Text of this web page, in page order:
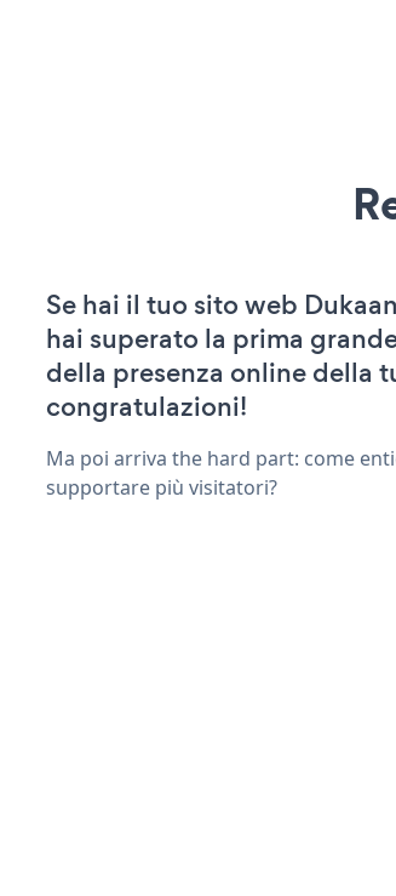
Se hai il tuo sito web
hai superato la prima
della presenza online della
congratulazioni!
Ma poi arriva the hard part: come
supportare più visitatori?